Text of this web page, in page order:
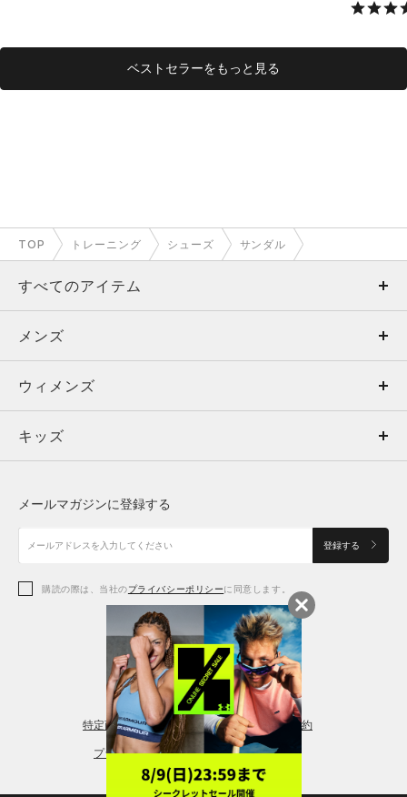
ベストセラーをもっと見る
TOP トレーニング シューズ サンダル
すべてのアイテム
メンズ
ウィメンズ
キッズ
アクセサリー
メンズ
トップス
ボトムス
アクセサリー
ウィメンズ
トップス
シューズ
アクセサリー
レギンス＆タイツ
キッズ
シューズ
メールマガジンに登録する
登録する
購読の際は、当社のプライバシーポリシーに同意します。
特定商取引法に基づく通販の表記 会員規約
プライバシーポリシー